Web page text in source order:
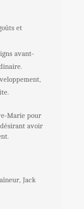
et
avant-
Marie pour
avoir
, Jack